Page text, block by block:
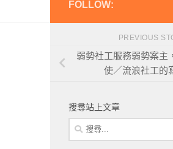
FOLLOW:
PREVIOUS
弱勢社工服務弱勢案主
使／流浪社工的
搜尋站上文章
搜
尋